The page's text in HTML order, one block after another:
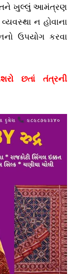
ખુલ્લું આમંત્રણ
ન હોવાના
ઉપયોગ કરવા
છતાં તંત્રની